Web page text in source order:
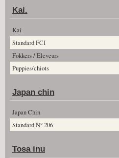
Kai.
Kai
Standard FCI
Fokkers / Eleveurs
Puppies/chiots
Japan chin
Japan Chin
Standard N° 206
Tosa inu